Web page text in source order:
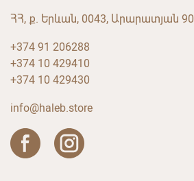
ՀՀ, ք. Երևան, 0043, Արարատյան 90
+374 91 206288
+374 10 429410
+374 10 429430
info@haleb.store